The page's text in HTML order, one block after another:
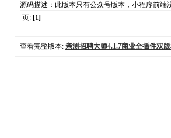
源码描述：此版本只有公众号版本，小程序前端
页: [1]
查看完整版本: 亲测招聘大师4.1.7商业全插件双